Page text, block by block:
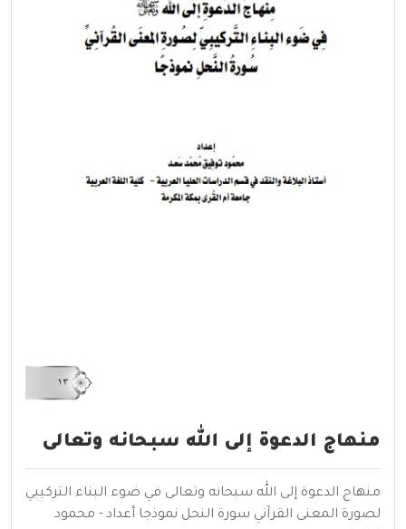
منهاج الدعوة إلى الله سبحانه وتعالى
منهاج الدعوة إلى الله سبحانه وتعالى في ضوء البناء التركيبي
لصورة المعنى القرآني سورة النحل نموذجا أعداد - محمود